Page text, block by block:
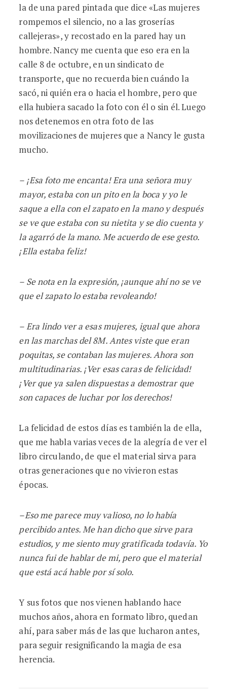
la de una pared pintada que dice «Las mujeres
rompemos el silencio, no a las groserías
callejeras», y recostado en la pared hay un
hombre. Nancy me cuenta que eso era en la
calle 8 de octubre, en un sindicato de
transporte, que no recuerda bien cuándo la
sacó, ni quién era o hacia el hombre, pero que
ella hubiera sacado la foto con él o sin él. Luego
nos detenemos en otra foto de las
movilizaciones de mujeres que a Nancy le gusta
mucho.
– ¡Esa foto me encanta! Era una señora muy
mayor, estaba con un pito en la boca y yo le
saque a ella con el zapato en la mano y después
se ve que estaba con su nietita y se dio cuenta y
la agarró de la mano. Me acuerdo de ese gesto.
¡Ella estaba feliz!
– Se nota en la expresión, ¡aunque ahí no se ve
que el zapato lo estaba revoleando!
– Era lindo ver a esas mujeres, igual que ahora
en las marchas del 8M. Antes viste que eran
poquitas, se contaban las mujeres. Ahora son
multitudinarias. ¡Ver esas caras de felicidad!
¡Ver que ya salen dispuestas a demostrar que
son capaces de luchar por los derechos!
La felicidad de estos días es también la de ella,
que me habla varias veces de la alegría de ver el
libro circulando, de que el material sirva para
otras generaciones que no vivieron estas
épocas.
–Eso me parece muy valioso, no lo había
percibido antes. Me han dicho que sirve para
estudios, y me siento muy gratificada todavía. Yo
nunca fui de hablar de mi, pero que el material
que está acá hable por sísolo.
Y sus fotos que nos vienen hablando hace
muchos años, ahora en formato libro, quedan
ahí, para saber más de las que lucharon antes,
para seguir resignificando la magia de esa
herencia.